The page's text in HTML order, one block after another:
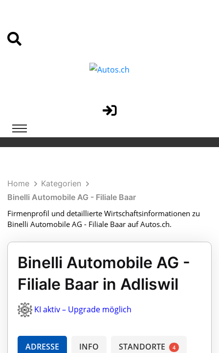
Home
Kategorien
Binelli Automobile AG - Filiale Baar
Firmenprofil und detaillierte Wirtschaftsinformationen zu
Binelli Automobile AG - Filiale Baar auf Autos.ch.
Binelli Automobile AG -
Filiale Baar in Adliswil
KI aktiv – Upgrade möglich
ADRESSE INFO STANDORTE 4